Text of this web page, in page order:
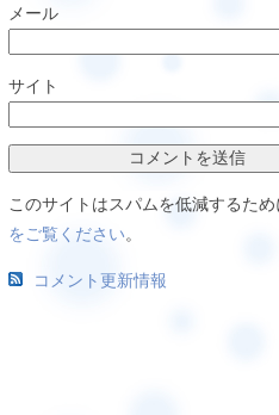
メール
サイト
このサイトはスパムを低減するた
をご覧ください。
コメント更新情報